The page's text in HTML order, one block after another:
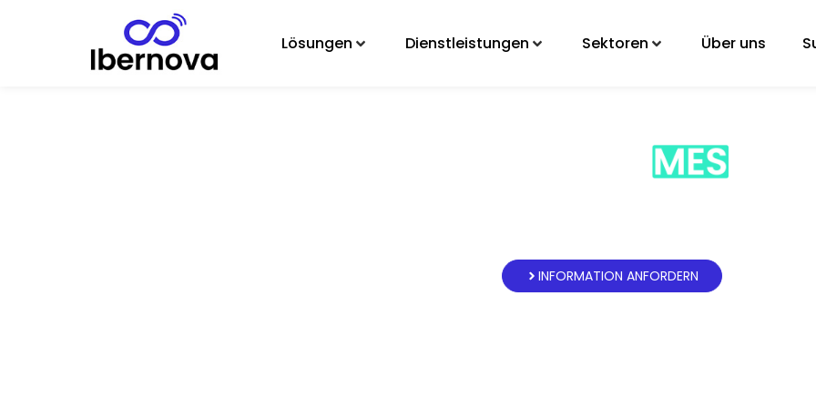
Lösungen Dienstleistungen Sektoren Über uns
INFORMATION ANFORDERN